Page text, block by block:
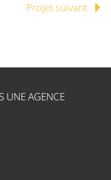
Projet suivant
UNE AGENCE